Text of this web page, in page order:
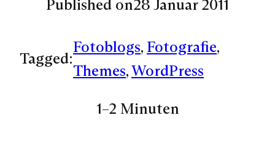
Published on28 Januar 2011
Tagged:
Fotoblogs, Fotografie
Themes, WordPress
1–2 Minuten